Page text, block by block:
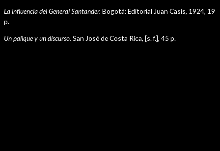
La influencia del General Santander. Bogotá: Editorial Juan Casís, 1924, 19
p.
Un palique y un discurso. San José de Costa Rica, [s. f.], 45 p.